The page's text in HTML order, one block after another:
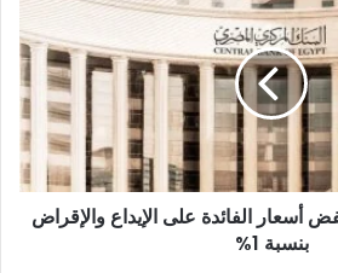
أسعار الفائدة على الإيداع والإقراض
بنسبة 1%